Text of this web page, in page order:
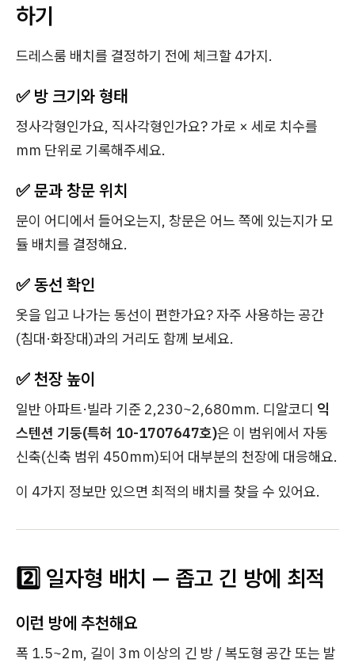
하기
드레스룸 배치를 결정하기 전에 체크할 4가지.
✅ 방 크기와 형태
정사각형인가요, 직사각형인가요? 가로 × 세로 치수를
mm 단위로 기록해주세요.
✅ 문과 창문 위치
문이 어디에서 들어오는지, 창문은 어느 쪽에 있는지가 모
듈 배치를 결정해요.
✅ 동선 확인
옷을 입고 나가는 동선이 편한가요? 자주 사용하는 공간
(침대·화장대)과의 거리도 함께 보세요.
✅ 천장 높이
일반 아파트·빌라 기준 2,230~2,680mm. 디알코디 익
스텐션 기둥(특허 10-1707647호)은 이 범위에서 자동
신축(신축 범위 450mm)되어 대부분의 천장에 대응해요.
이 4가지 정보만 있으면 최적의 배치를 찾을 수 있어요.
2️⃣ 일자형 배치 — 좁고 긴 방에 최적
이런 방에 추천해요
폭 1.5~2m, 길이 3m 이상의 긴 방 / 복도형 공간 또는 발